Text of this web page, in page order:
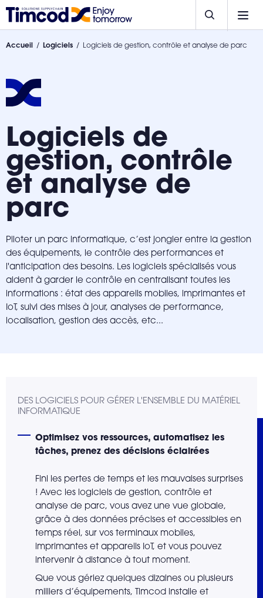
Accueil Logiciels Logiciels de gestion, contrôle et analyse de parc
Logiciels de
gestion, contrôle
et analyse de
parc
Piloter un parc informatique, c’est jongler entre la gestion
des équipements, le contrôle des performances et
l'anticipation des besoins. Les logiciels spécialisés vous
aident à garder le contrôle en centralisant toutes les
informations : état des appareils mobiles, imprimantes et
IoT, suivi des mises à jour, analyses de performance,
localisation, gestion des accès, etc...
DES LOGICIELS POUR GÉRER L'ENSEMBLE DU MATÉRIEL
INFORMATIQUE
Optimisez vos ressources, automatisez les
tâches, prenez des décisions éclairées
Fini les pertes de temps et les mauvaises surprises
! Avec les logiciels de gestion, contrôle et
analyse de parc, vous avez une vue globale,
grâce à des données précises et accessibles en
temps réel, sur vos terminaux mobiles,
imprimantes et appareils IoT, et vous pouvez
intervenir à distance à tout moment.
Que vous gériez quelques dizaines ou plusieurs
milliers d’équipements, Timcod installe et